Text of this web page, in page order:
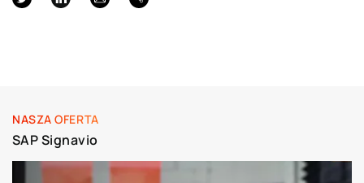
NASZA OFERTA
SAP Signavio